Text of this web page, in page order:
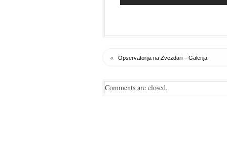
« Opservatorija na Zvezdari – Galerija
Comments are closed.